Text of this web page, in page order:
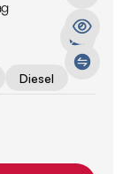
Diesel